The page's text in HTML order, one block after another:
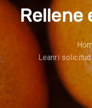
Rellene
Leanri